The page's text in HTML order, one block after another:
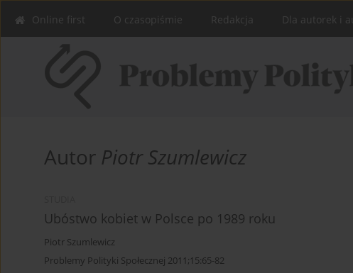
Online first O czasopiśmie Redakcja Dla autorek i
Autor Piotr Szumlewicz
Ubóstwo kobiet w Polsce po 1989 roku
Piotr Szumlewicz
Problemy Polityki Społecznej 2011;15:65-82